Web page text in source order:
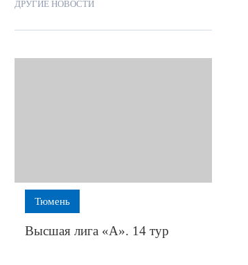
ДРУГИЕ НОВОСТИ
Тюмень
Высшая лига «А». 14 тур